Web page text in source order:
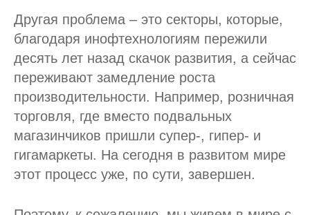
Другая проблема – это секторы, которые,
благодаря инофтехнологиям пережили
десять лет назад скачок развития, а сейчас
переживают замедление роста
производительности. Например, розничная
торговля, где вместо подвальных
магазинчиков пришли супер-, гипер- и
гигамаркеты. На сегодня в развитом мире
этот процесс уже, по сути, завершен.